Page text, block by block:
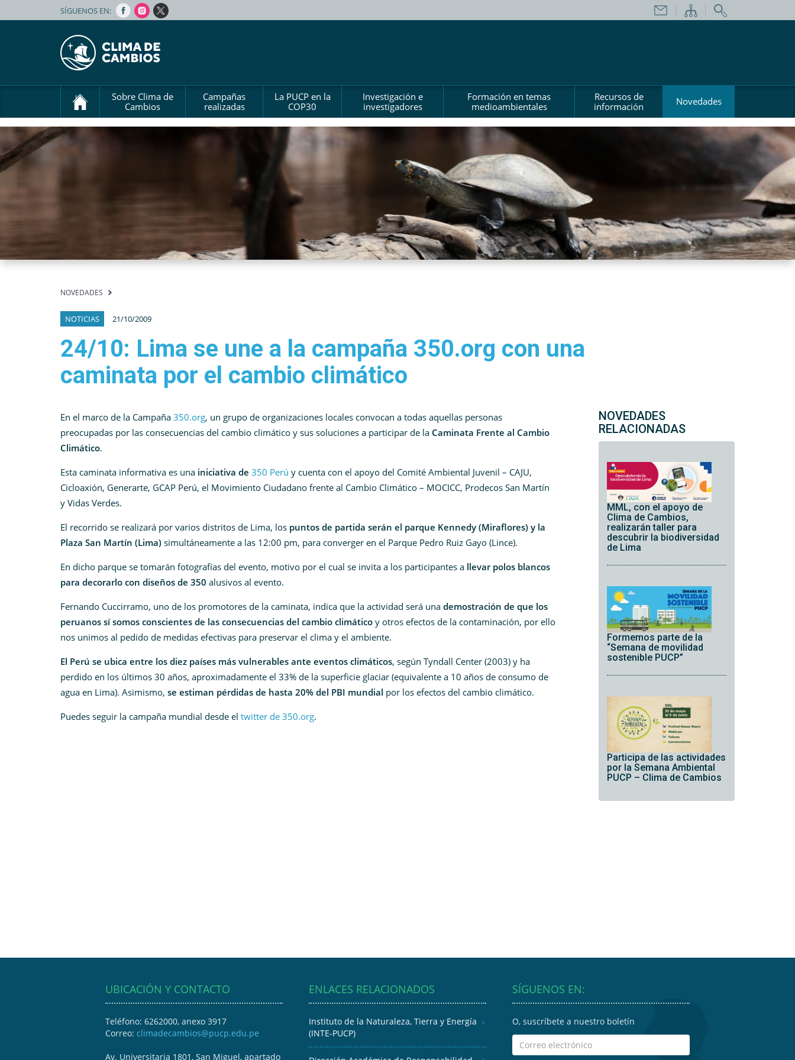
SÍGUENOS EN:
Sobre Clima de
Cambios
Campañas
realizadas
La PUCP en la
COP30
Investigación e
investigadores
Formación en temas
medioambientales
Recursos de
información
Novedades
NOVEDADES
NOTICIAS 21/10/2009
24/10: Lima se une a la campaña 350.org con una
caminata por el cambio climático
En el marco de la Campaña 350.org, un grupo de organizaciones locales convocan a todas aquellas personas
preocupadas por las consecuencias del cambio climático y sus soluciones a participar de la Caminata Frente al Cambio
Climático.
Esta caminata informativa es una iniciativa de 350 Perú y cuenta con el apoyo del Comité Ambiental Juvenil – CAJU,
Cicloaxión, Generarte, GCAP Perú, el Movimiento Ciudadano frente al Cambio Climático – MOCICC, Prodecos San Martín
y Vidas Verdes.
El recorrido se realizará por varios distritos de Lima, los puntos de partida serán el parque Kennedy (Miraflores) y la
Plaza San Martín (Lima) simultáneamente a las 12:00 pm, para converger en el Parque Pedro Ruiz Gayo (Lince).
En dicho parque se tomarán fotografías del evento, motivo por el cual se invita a los participantes a llevar polos blancos
para decorarlo con diseños de 350 alusivos al evento.
Fernando Cuccirramo, uno de los promotores de la caminata, indica que la actividad será una demostración de que los
peruanos sí somos conscientes de las consecuencias del cambio climático y otros efectos de la contaminación, por ello
nos unimos al pedido de medidas efectivas para preservar el clima y el ambiente.
El Perú se ubica entre los diez países más vulnerables ante eventos climáticos, según Tyndall Center (2003) y ha
perdido en los últimos 30 años, aproximadamente el 33% de la superficie glaciar (equivalente a 10 años de consumo de
agua en Lima). Asimismo, se estiman pérdidas de hasta 20% del PBI mundial por los efectos del cambio climático.
Puedes seguir la campaña mundial desde el twitter de 350.org.
NOVEDADES
RELACIONADAS
MML, con el apoyo de
Clima de Cambios,
realizarán taller para
descubrir la biodiversidad
de Lima
Formemos parte de la
“Semana de movilidad
sostenible PUCP”
Participa de las actividades
por la Semana Ambiental
PUCP – Clima de Cambios
UBICACIÓN Y CONTACTO
Teléfono: 6262000, anexo 3917
Correo: climadecambios@pucp.edu.pe
Av. Universitaria 1801, San Miguel, apartado
ENLACES RELACIONADOS
Instituto de la Naturaleza, Tierra y Energía
(INTE-PUCP)
SÍGUENOS EN:
O, suscríbete a nuestro boletín